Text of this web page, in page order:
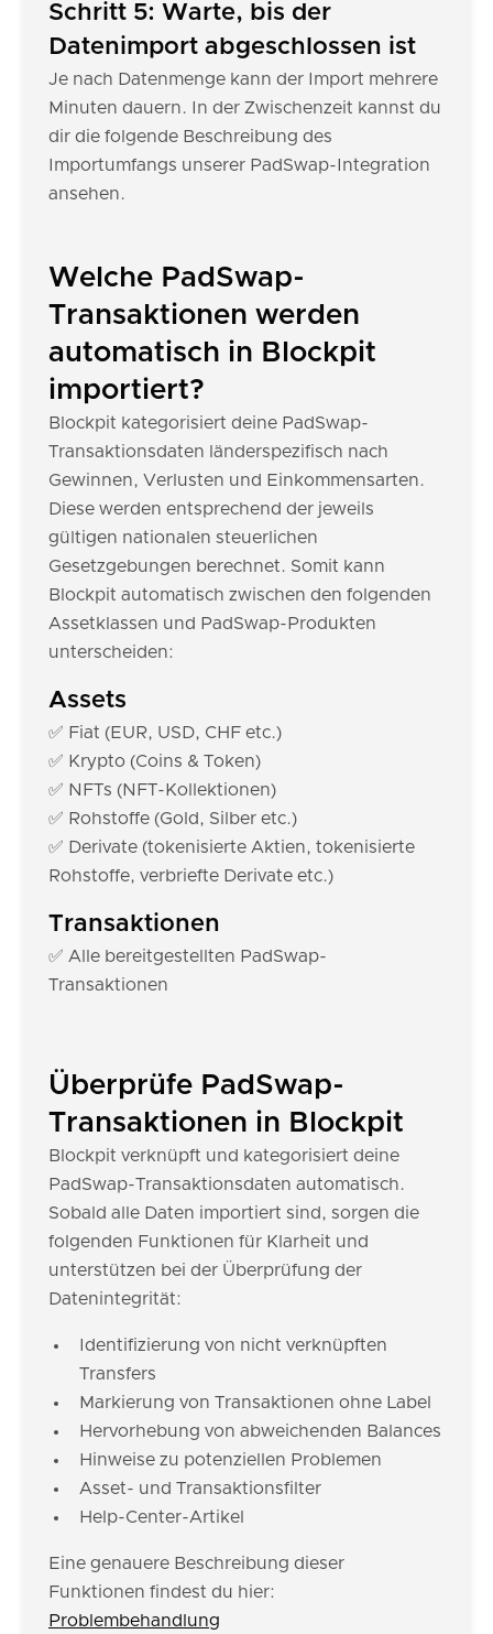
Schritt 5: Warte, bis der
Datenimport abgeschlossen ist
Je nach Datenmenge kann der Import mehrere
Minuten dauern. In der Zwischenzeit kannst du
dir die folgende Beschreibung des
Importumfangs unserer PadSwap-Integration
ansehen.
Welche PadSwap-
Transaktionen werden
automatisch in Blockpit
importiert?
Blockpit kategorisiert deine PadSwap-
Transaktionsdaten länderspezifisch nach
Gewinnen, Verlusten und Einkommensarten.
Diese werden entsprechend der jeweils
gültigen nationalen steuerlichen
Gesetzgebungen berechnet. Somit kann
Blockpit automatisch zwischen den folgenden
Assetklassen und PadSwap-Produkten
unterscheiden:
Assets
✅ Fiat (EUR, USD, CHF etc.)
✅ Krypto (Coins & Token)
✅ NFTs (NFT-Kollektionen)
✅ Rohstoffe (Gold, Silber etc.)
✅ Derivate (tokenisierte Aktien, tokenisierte
Rohstoffe, verbriefte Derivate etc.)
Transaktionen
✅ Alle bereitgestellten PadSwap-
Transaktionen
Überprüfe PadSwap-
Transaktionen in Blockpit
Blockpit verknüpft und kategorisiert deine
PadSwap-Transaktionsdaten automatisch.
Sobald alle Daten importiert sind, sorgen die
folgenden Funktionen für Klarheit und
unterstützen bei der Überprüfung der
Datenintegrität:
Identifizierung von nicht verknüpften
Transfers
Markierung von Transaktionen ohne Label
Hervorhebung von abweichenden Balances
Hinweise zu potenziellen Problemen
Asset- und Transaktionsfilter
Help-Center-Artikel
Eine genauere Beschreibung dieser
Funktionen findest du hier:
Problembehandlung